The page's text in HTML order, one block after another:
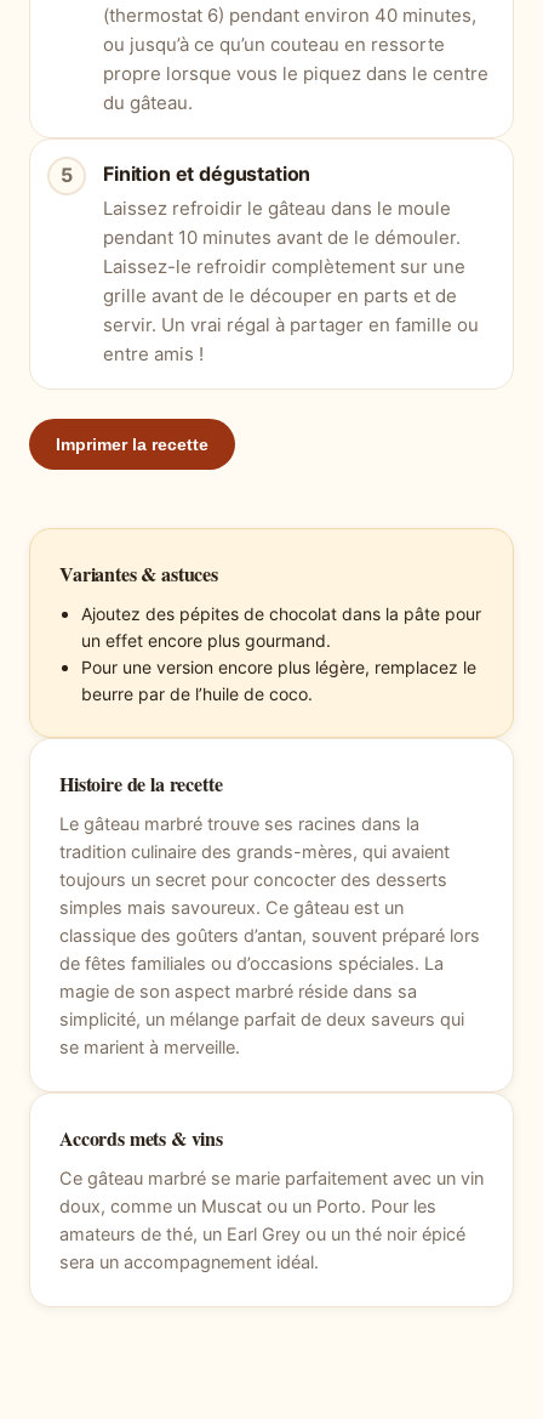
(thermostat 6) pendant environ 40 minutes,
ou jusqu’à ce qu’un couteau en ressorte
propre lorsque vous le piquez dans le centre
du gâteau.
Finition et dégustation
Laissez refroidir le gâteau dans le moule
pendant 10 minutes avant de le démouler.
Laissez-le refroidir complètement sur une
grille avant de le découper en parts et de
servir. Un vrai régal à partager en famille ou
entre amis !
Imprimer la recette
Variantes & astuces
Ajoutez des pépites de chocolat dans la pâte pour
un effet encore plus gourmand.
Pour une version encore plus légère, remplacez le
beurre par de l’huile de coco.
Histoire de la recette
Le gâteau marbré trouve ses racines dans la
tradition culinaire des grands-mères, qui avaient
toujours un secret pour concocter des desserts
simples mais savoureux. Ce gâteau est un
classique des goûters d’antan, souvent préparé lors
de fêtes familiales ou d’occasions spéciales. La
magie de son aspect marbré réside dans sa
simplicité, un mélange parfait de deux saveurs qui
se marient à merveille.
Accords mets & vins
Ce gâteau marbré se marie parfaitement avec un vin
doux, comme un Muscat ou un Porto. Pour les
amateurs de thé, un Earl Grey ou un thé noir épicé
sera un accompagnement idéal.